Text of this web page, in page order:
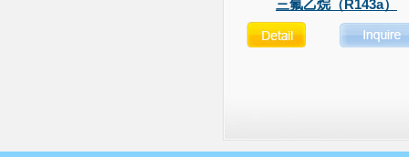
三氟乙烷（R143a）